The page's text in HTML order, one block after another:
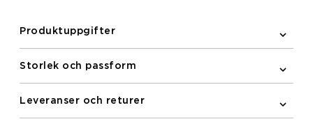
Produktuppgifter
Storlek och passform
Leveranser och returer